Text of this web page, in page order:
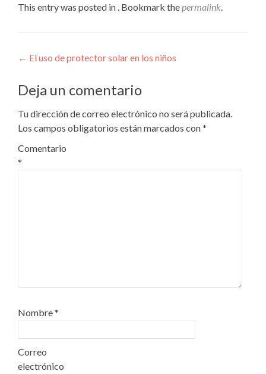
This entry was posted in . Bookmark thepermalink.
Navegación
de
entradas
← El uso de protector solar en los niños
Deja un comentario
Tu dirección de correo electrónico no será publicada.
Los campos obligatorios están marcados con*
Comentario
*
Nombre*
Correo
electrónico